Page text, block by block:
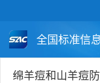
全国标准信
国家标准
绵羊痘和山羊痘